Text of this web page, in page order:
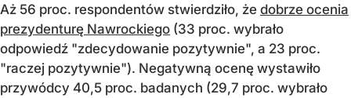
Aż 56 proc. respondentów stwierdziło, że dobrze ocenia
prezydenturę Nawrockiego (33 proc. wybrało
odpowiedź "zdecydowanie pozytywnie", a 23 proc.
"raczej pozytywnie"). Negatywną ocenę wystawiło
przywódcy 40,5 proc. badanych (29,7 proc. wybrało